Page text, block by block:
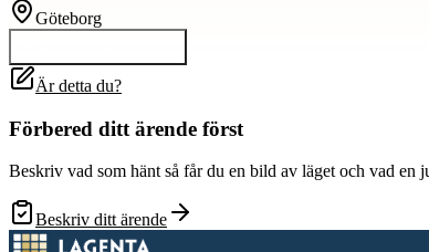
Göteborg
Är detta du?
Förbered ditt ärende först
Beskriv vad som hänt så får du en bild av läget och vad en
Beskriv ditt ärende